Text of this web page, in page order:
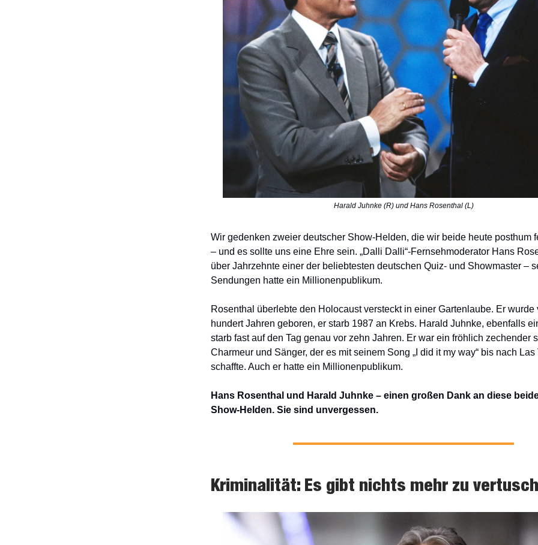
Harald Juhnke (R) und Hans Rosenthal (L)
Wir gedenken zweier deutscher Show-Helden, die wir beide heute posthum
– und es sollte uns eine Ehre sein. „Dalli Dalli“-Fernsehmoderator Hans
über Jahrzehnte einer der beliebtesten deutschen Quiz- und Showmaster –
Sendungen hatte ein Millionenpublikum.
Rosenthal überlebte den Holocaust versteckt in einer Gartenlaube. Er wurde
hundert Jahren geboren, er starb 1987 an Krebs. Harald Juhnke, ebenfalls
starb fast auf den Tag genau vor zehn Jahren. Er war ein fröhlich zechender
Charmeur und Sänger, der es mit seinem Song „I did it my way“ bis nach Las
schaffte. Auch er hatte ein Millionenpublikum.
Hans Rosenthal und Harald Juhnke – einen großen Dank an diese
Show-Helden. Sie sind unvergessen.
Kriminalität: Es gibt nichts mehr zu